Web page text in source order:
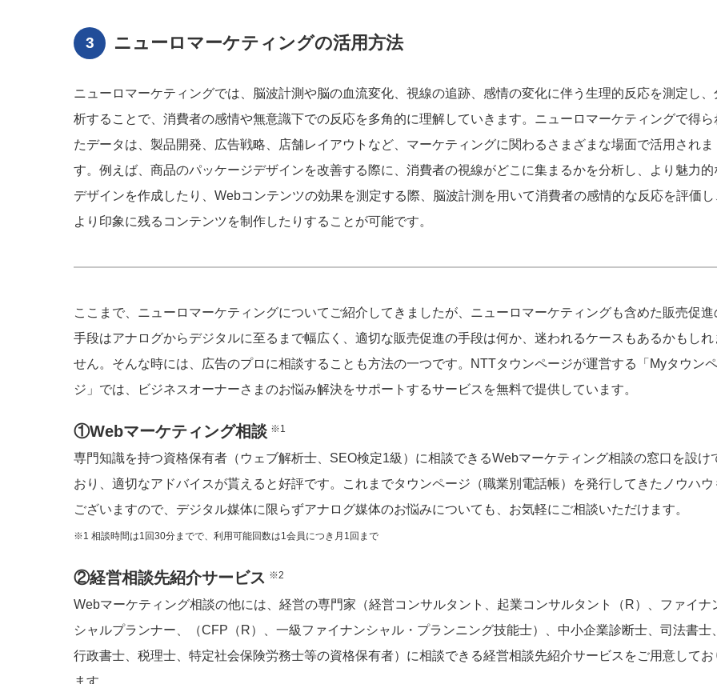
ニューロマーケティングの活用方法
ニューロマーケティングでは、脳波計測や脳の血流変化、視線の追跡、感情の変化に伴う生理的反応を測定し、
析することで、消費者の感情や無意識下での反応を多角的に理解していきます。ニューロマーケティングで得ら
たデータは、製品開発、広告戦略、店舗レイアウトなど、マーケティングに関わるさまざまな場面で活用されま
す。例えば、商品のパッケージデザインを改善する際に、消費者の視線がどこに集まるかを分析し、より魅力的
デザインを作成したり、Webコンテンツの効果を測定する際、脳波計測を用いて消費者の感情的な反応を評価し
より印象に残るコンテンツを制作したりすることが可能です。
ここまで、ニューロマーケティングについてご紹介してきましたが、ニューロマーケティングも含めた販売促進
手段はアナログからデジタルに至るまで幅広く、適切な販売促進の手段は何か、迷われるケースもあるかもしれ
せん。そんな時には、広告のプロに相談することも方法の一つです。NTTタウンページが運営する「Myタウン
ジ」では、ビジネスオーナーさまのお悩み解決をサポートするサービスを無料で提供しています。
①Webマーケティング相談 ※1
専門知識を持つ資格保有者（ウェブ解析士、SEO検定1級）に相談できるWebマーケティング相談の窓口を設け
おり、適切なアドバイスが貰えると好評です。これまでタウンページ（職業別電話帳）を発行してきたノウハウ
ございますので、デジタル媒体に限らずアナログ媒体のお悩みについても、お気軽にご相談いただけます。
※1 相談時間は1回30分までで、利用可能回数は1会員につき月1回まで
②経営相談先紹介サービス ※2
Webマーケティング相談の他には、経営の専門家（経営コンサルタント、起業コンサルタント（R）、ファイナ
シャルプランナー、（CFP（R）、一級ファイナンシャル・プランニング技能士）、中小企業診断士、司法書士、
行政書士、税理士、特定社会保険労務士等の資格保有者）に相談できる経営相談先紹介サービスをご用意してお
ます。